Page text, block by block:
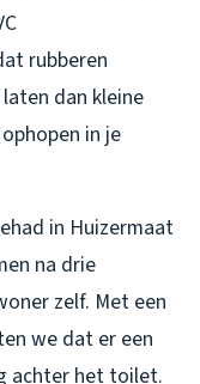
rubberen
dan kleine
in je
in Huizermaat
na drie
zelf. Met een
we dat er een
achter het toilet.